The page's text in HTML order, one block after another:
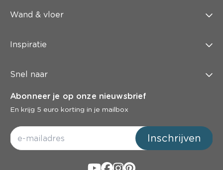
Wand & vloer
Inspiratie
Snel naar
Abonneer je op onze nieuwsbrief
En krijg 5 euro korting in je mailbox
Inschrijven